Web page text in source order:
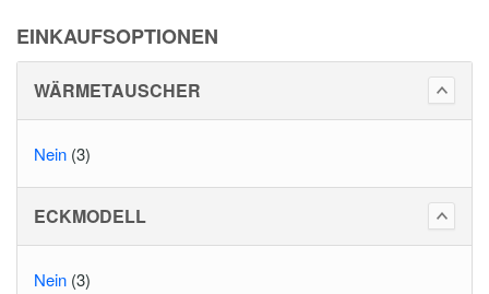
EINKAUFSOPTIONEN
WÄRMETAUSCHER
Nein (3)
ECKMODELL
Nein (3)